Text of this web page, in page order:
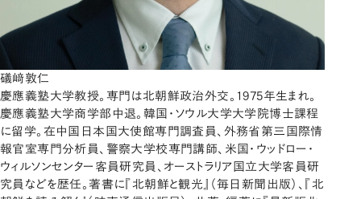
礒﨑敦仁
慶應義塾大学教授。専門は北朝鮮政治外交。1975年生まれ。
慶應義塾大学商学部中退。韓国・ソウル大学大学院博士課程
に留学。在中国日本国大使館専門調査員、外務省第三国際情
報官室専門分析員、警察大学校専門講師、米国・ウッドロー・
ウィルソンセンター客員研究員、オーストラリア国立大学客員研
究員などを歴任。著書に『北朝鮮と観光』（毎日新聞出版）、『北